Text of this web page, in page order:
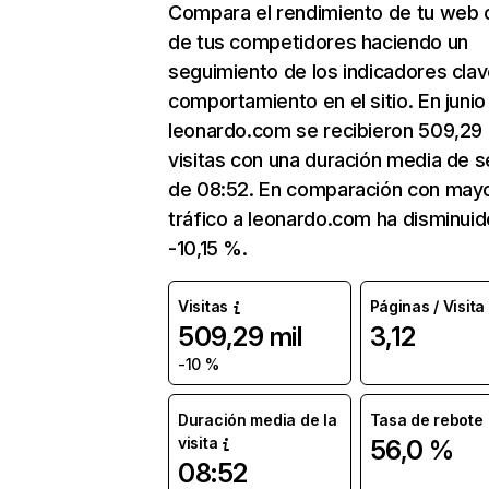
Compara el rendimiento de tu web
de tus competidores haciendo un
seguimiento de los indicadores
comportamiento en el sitio. En junio
leonardo.com se recibieron 509,29
visitas con una duración media de
de 08:52. En comparación con
tráfico a leonardo.com ha
-10,15 %.
Visitas
509,29 mil
-10 %
Páginas / Visita
3,12
Duración media de la
visita
08:52
Tasa de rebote
56,0 %